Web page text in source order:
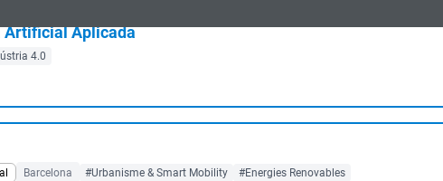
Artificial Aplicada
4.0
Barcelona #Urbanisme & Smart Mobility #Energies Renovables